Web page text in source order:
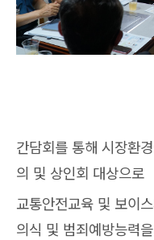
간담회를 통해 시장환
의 및 상인회 대상으로
교통안전교육 및 보이
의식 및 범죄예방능력